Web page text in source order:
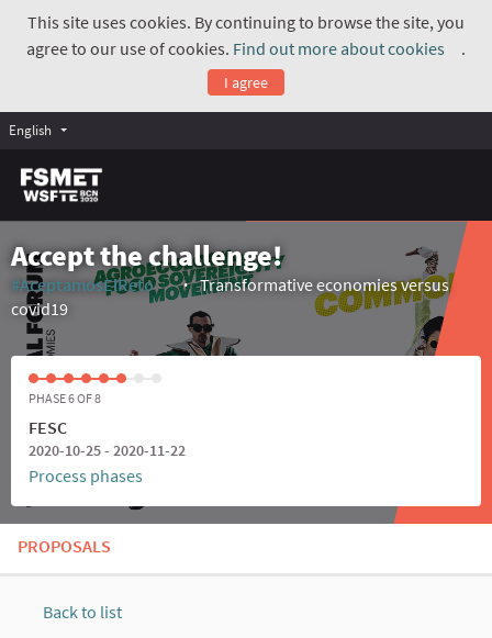
This site uses cookies. By continuing to browse the site, you
agree to our use of cookies. Find out more about cookies
.
I agree
English
Accept the challenge!
#AceptamosElReto
(External link)
Transformative economies versus
covid19
PHASE 6 OF 8
FESC
2020-10-25 - 2020-11-22
Process phases
PROPOSALS
Back to list